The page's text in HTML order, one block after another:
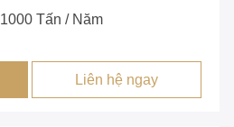
1000 Tấn / Năm
Liên hệ ngay